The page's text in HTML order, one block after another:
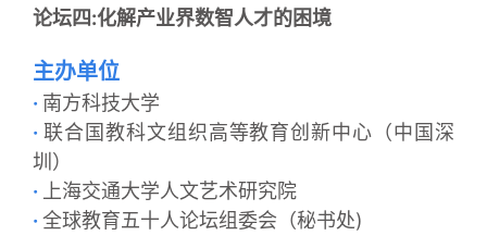
论坛四:化解产业界数智人才的困境
主办单位
· 南方科技大学
· 联合国教科文组织高等教育创新中心（中国深
圳）
· 上海交通大学人文艺术研究院
· 全球教育五十人论坛组委会（秘书处)